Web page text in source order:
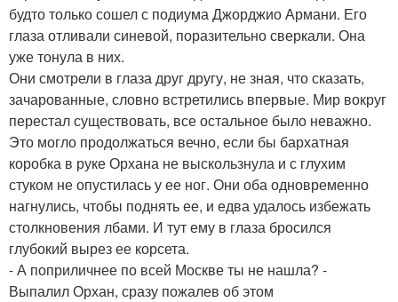
будто только сошел с подиума Джорджио Армани. Его
глаза отливали синевой, поразительно сверкали. Она
уже тонула в них.
Они смотрели в глаза друг другу, не зная, что сказать,
зачарованные, словно встретились впервые. Мир вокруг
перестал существовать, все остальное было неважно.
Это могло продолжаться вечно, если бы бархатная
коробка в руке Орхана не выскользнула и с глухим
стуком не опустилась у ее ног. Они оба одновременно
нагнулись, чтобы поднять ее, и едва удалось избежать
столкновения лбами. И тут ему в глаза бросился
глубокий вырез ее корсета.
- А поприличнее по всей Москве ты не нашла? -
Выпалил Орхан, сразу пожалев об этом